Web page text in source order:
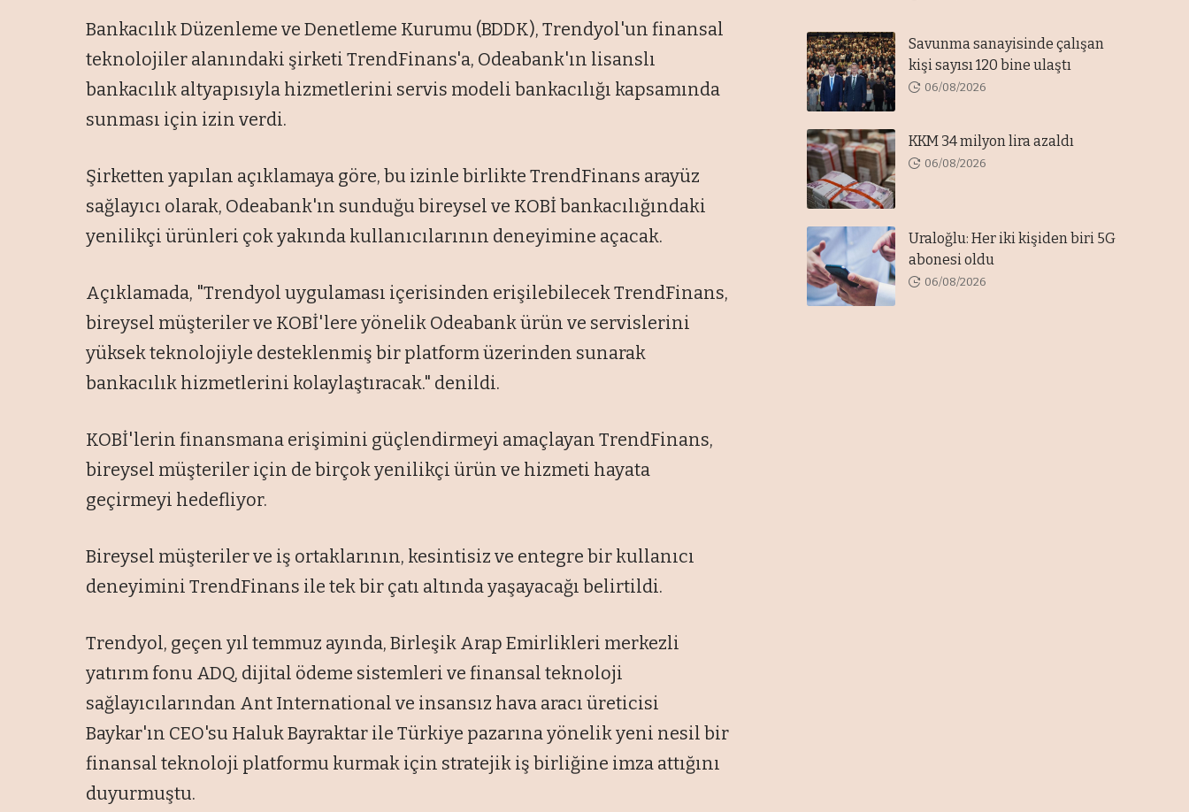
Bankacılık Düzenleme ve Denetleme Kurumu (BDDK), Trendyol'un finansal
teknolojiler alanındaki şirketi TrendFinans'a, Odeabank'ın lisanslı
bankacılık altyapısıyla hizmetlerini servis modeli bankacılığı kapsamında
sunması için izin verdi.
Şirketten yapılan açıklamaya göre, bu izinle birlikte TrendFinans arayüz
sağlayıcı olarak, Odeabank'ın sunduğu bireysel ve KOBİ bankacılığındaki
yenilikçi ürünleri çok yakında kullanıcılarının deneyimine açacak.
Açıklamada, "Trendyol uygulaması içerisinden erişilebilecek TrendFinans,
bireysel müşteriler ve KOBİ'lere yönelik Odeabank ürün ve servislerini
yüksek teknolojiyle desteklenmiş bir platform üzerinden sunarak
bankacılık hizmetlerini kolaylaştıracak." denildi.
KOBİ'lerin finansmana erişimini güçlendirmeyi amaçlayan TrendFinans,
bireysel müşteriler için de birçok yenilikçi ürün ve hizmeti hayata
geçirmeyi hedefliyor.
Bireysel müşteriler ve iş ortaklarının, kesintisiz ve entegre bir kullanıcı
deneyimini TrendFinans ile tek bir çatı altında yaşayacağı belirtildi.
Trendyol, geçen yıl temmuz ayında, Birleşik Arap Emirlikleri merkezli
yatırım fonu ADQ, dijital ödeme sistemleri ve finansal teknoloji
sağlayıcılarından Ant International ve insansız hava aracı üreticisi
Baykar'ın CEO'su Haluk Bayraktar ile Türkiye pazarına yönelik yeni nesil bir
finansal teknoloji platformu kurmak için stratejik iş birliğine imza attığını
duyurmuştu.
Savunma sanayisinde çalışan
kişi sayısı 120 bine ulaştı
06/08/2026
KKM 34 milyon lira azaldı
06/08/2026
Uraloğlu: Her iki kişiden biri 5G
abonesi oldu
06/08/2026